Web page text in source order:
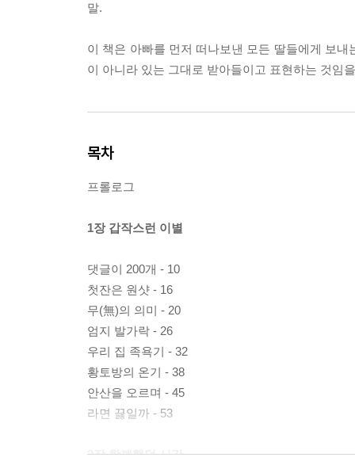
말.
이 책은 아빠를 먼저 떠나보낸 모든 딸들에게 보
이 아니라 있는 그대로 받아들이고 표현하는 것임
목차
프롤로그
1장 갑작스런 이별
댓글이 200개 - 10
첫잔은 원샷 - 16
무(無)의 의미 - 20
엄지 발가락 - 26
우리 집 족욕기 - 32
황토방의 온기 - 38
안산을 오르며 - 45
라면 끓일까 - 53
2장 함께했던 시간